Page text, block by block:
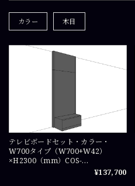
カラー 木目
テレビボードセット・カラー・
W700タイプ（W700+W42）
×H2300（mm）COS-
¥137,700